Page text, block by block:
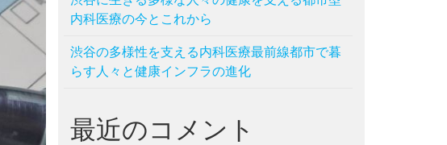
内科医療の今とこれから
渋谷の多様性を支える内科医療最前線都市で暮
らす人々と健康インフラの進化
最近のコメント